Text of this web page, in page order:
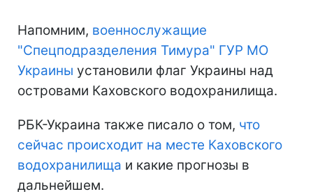
Напомним, военнослужащие
"Спецподразделения Тимура" ГУР МО
Украины установили флаг Украины над
островами Каховского водохранилища.
РБК-Украина также писало о том, что
сейчас происходит на месте Каховского
водохранилища и какие прогнозы в
дальнейшем.